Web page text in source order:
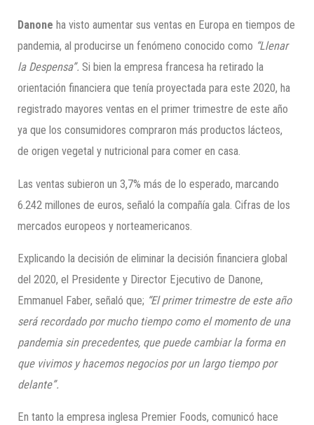
Danone ha visto aumentar sus ventas en Europa en tiempos de
pandemia, al producirse un fenómeno conocido como “Llenar
la Despensa”. Si bien la empresa francesa ha retirado la
orientación financiera que tenía proyectada para este 2020, ha
registrado mayores ventas en el primer trimestre de este año
ya que los consumidores compraron más productos lácteos,
de origen vegetal y nutricional para comer en casa.
Las ventas subieron un 3,7% más de lo esperado, marcando
6.242 millones de euros, señaló la compañía gala. Cifras de los
mercados europeos y norteamericanos.
Explicando la decisión de eliminar la decisión financiera global
del 2020, el Presidente y Director Ejecutivo de Danone,
Emmanuel Faber, señaló que; “El primer trimestre de este año
será recordado por mucho tiempo como el momento de una
pandemia sin precedentes, que puede cambiar la forma en
que vivimos y hacemos negocios por un largo tiempo por
delante”.
En tanto la empresa inglesa Premier Foods, comunicó hace